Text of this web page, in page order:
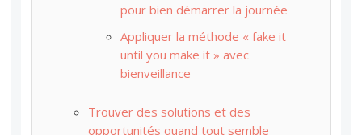
pour bien démarrer la journée
Appliquer la méthode « fake it
until you make it » avec
bienveillance
Trouver des solutions et des
opportunités quand tout semble